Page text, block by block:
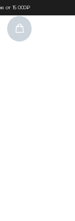
от 15 000₽